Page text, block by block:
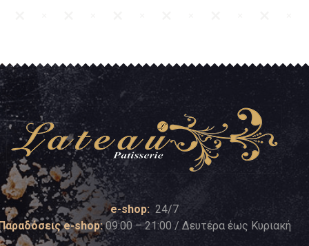
e-shop: 24/7
e-shop:09:00 – 21:00 / Δευτέρα έως Κυριακή